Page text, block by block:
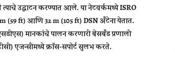
त्याचे उद्घाटन करण्यात आले. या नेटवर्कमध्ये ISRO
(59 ft) आणि 32 m (105 ft) DSN अँटेना येतात.
मानकांचे पालन करणारी बेसबँड प्रणाली
एजन्सींमध्ये क्रॉस-सपोर्ट सुलभ करते.